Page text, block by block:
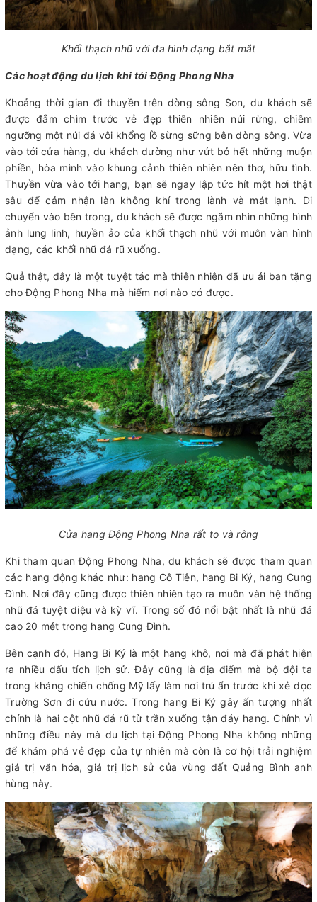
Khối thạch nhũ với đa hình dạng bắt mắt
Các hoạt động du lịch khi tới Động Phong Nha
Khoảng thời gian đi thuyền trên dòng sông Son, du khách sẽ
được đắm chìm trước vẻ đẹp thiên nhiên núi rừng, chiêm
ngưỡng một núi đá vôi khổng lồ sừng sững bên dòng sông. Vừa
vào tới cửa hàng, du khách dường như vứt bỏ hết những muộn
phiền, hòa mình vào khung cảnh thiên nhiên nên thơ, hữu tình.
Thuyền vừa vào tới hang, bạn sẽ ngay lập tức hít một hơi thật
sâu để cảm nhận làn không khí trong lành và mát lạnh. Di
chuyển vào bên trong, du khách sẽ được ngắm nhìn những hình
ảnh lung linh, huyền ảo của khối thạch nhũ với muôn vàn hình
dạng, các khối nhũ đá rũ xuống.
Quả thật, đây là một tuyệt tác mà thiên nhiên đã ưu ái ban tặng
cho Động Phong Nha mà hiếm nơi nào có được.
Cửa hang Động Phong Nha rất to và rộng
Khi tham quan Động Phong Nha, du khách sẽ được tham quan
các hang động khác như: hang Cô Tiên, hang Bi Ký, hang Cung
Đình. Nơi đây cũng được thiên nhiên tạo ra muôn vàn hệ thống
nhũ đá tuyệt diệu và kỳ vĩ. Trong số đó nổi bật nhất là nhũ đá
cao 20 mét trong hang Cung Đình.
Bên cạnh đó, Hang Bi Ký là một hang khô, nơi mà đã phát hiện
ra nhiều dấu tích lịch sử. Đây cũng là địa điểm mà bộ đội ta
trong kháng chiến chống Mỹ lấy làm nơi trú ẩn trước khi xẻ dọc
Trường Sơn đi cứu nước. Trong hang Bi Ký gây ấn tượng nhất
chính là hai cột nhũ đá rũ từ trần xuống tận đáy hang. Chính vì
những điều này mà du lịch tại Động Phong Nha không những
để khám phá vẻ đẹp của tự nhiên mà còn là cơ hội trải nghiệm
giá trị văn hóa, giá trị lịch sử của vùng đất Quảng Bình anh
hùng này.